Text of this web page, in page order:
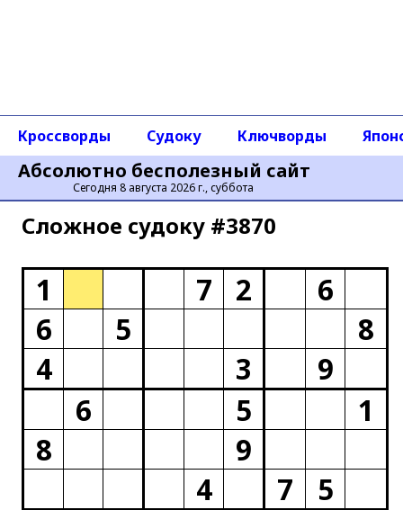
Абсолютно бесполезный сайт
Сегодня 8 августа 2026 г., суббота
Кроссворды Судоку Ключворды
Сложное cудоку #3870
1 7 2
6
6
5
8
4
3
9
6
5
1
8
9
4
7
5